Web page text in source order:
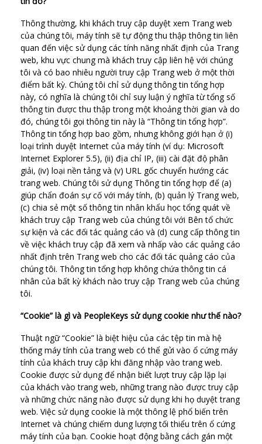
Thông thường, khi khách truy cập duyệt xem Trang web
của chúng tôi, máy tính sẽ tự động thu thập thông tin liên
quan đến việc sử dụng các tính năng nhất định của Trang
web, khu vực chung mà khách truy cập liên hệ với chúng
tôi và có bao nhiêu người truy cập Trang web ở một thời
điểm bất kỳ. Chúng tôi chỉ sử dụng thông tin tổng hợp
này, có nghĩa là chúng tôi chỉ suy luận ý nghĩa từ tổng số
thông tin được thu thập trong một khoảng thời gian và do
đó, chúng tôi gọi thông tin này là “Thông tin tổng hợp”.
Thông tin tổng hợp bao gồm, nhưng không giới hạn ở (i)
loại trình duyệt Internet của máy tính (ví dụ: Microsoft
Internet Explorer 5.5), (ii) địa chỉ IP, (iii) cài đặt độ phân
giải, (iv) loại nền tảng và (v) URL gốc chuyển hướng các
trang web. Chúng tôi sử dụng Thông tin tổng hợp để (a)
giúp chẩn đoán sự cố với máy tính, (b) quản lý Trang web,
(c) chia sẻ một số thông tin nhân khẩu học tổng quát về
khách truy cập Trang web của chúng tôi với Bên tổ chức
sự kiện và các đối tác quảng cáo và (d) cung cấp thông tin
về việc khách truy cập đã xem và nhấp vào các quảng cáo
nhất định trên Trang web cho các đối tác quảng cáo của
chúng tôi. Thông tin tổng hợp không chứa thông tin cá
nhân của bất kỳ khách nào truy cập Trang web của chúng
tôi.
“Cookie” là gì và PeopleKeys sử dụng cookie như thế nào?
Thuật ngữ “Cookie” là biệt hiệu của các tệp tin mà hệ
thống máy tính của trang web có thể gửi vào ổ cứng máy
tính của khách truy cập khi đăng nhập vào trang web.
Cookie được sử dụng để nhận biết lượt truy cập lặp lại
của khách vào trang web, những trang nào được truy cập
và những chức năng nào được sử dụng khi họ duyệt trang
web. Việc sử dụng cookie là một thông lệ phổ biến trên
Internet và chúng chiếm dung lượng tối thiểu trên ổ cứng
máy tính của bạn. Cookie hoạt động bằng cách gán một